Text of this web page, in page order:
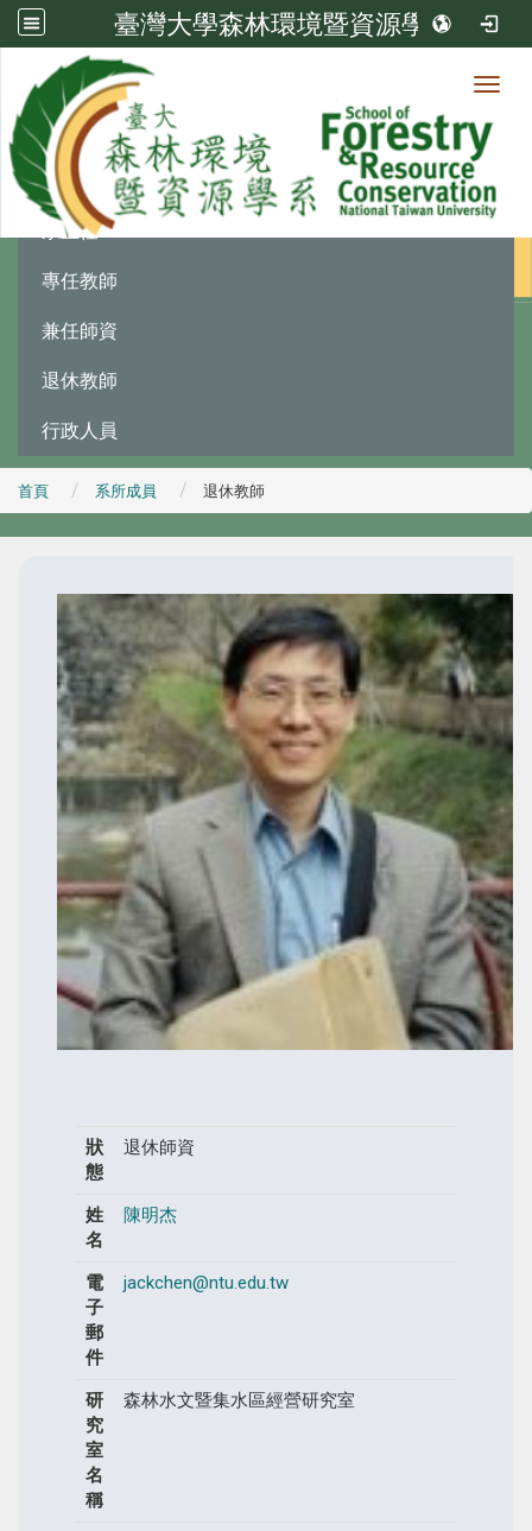
臺灣大學森林環境暨資源學系
系所成員
系主任
專任教師
兼任師資
退休教師
行政人員
首頁 系所成員 退休教師
狀
態
退休師資
姓
名
陳明杰
電
子
郵
件
jackchen@ntu.edu.tw
研
究
室
名
稱
森林水文暨集水區經營研究室